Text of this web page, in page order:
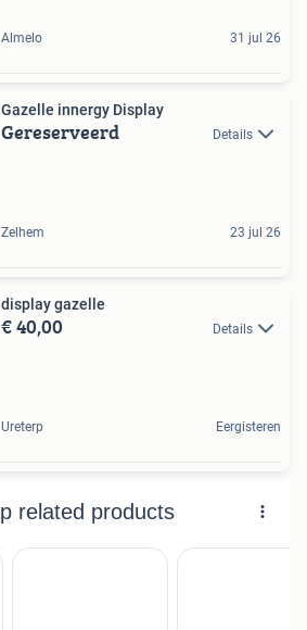
Almelo 31 jul 26
Gazelle innergy Display
Gereserveerd Details
Zelhem 23 jul 26
display gazelle
€ 40,00 Details
Ureterp Eergisteren